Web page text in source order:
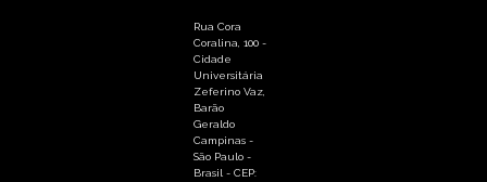
Rua Cora
Coralina, 100 -
Cidade
Universitária
Zeferino Vaz,
Barão
Geraldo
Campinas -
São Paulo -
Brasil - CEP: